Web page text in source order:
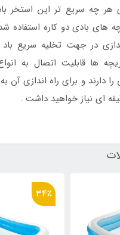
هر چه سریع تر این استخر
های بادی دو کاره استفاده
در جهت تخلیه سریع باد
ها قابلیت اتصال به
دارند و برای راه اندازی آن
ای نیاز خواهید داشت .
34٪